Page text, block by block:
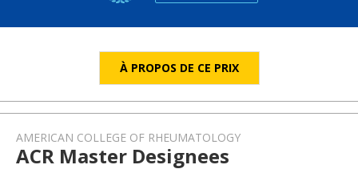
À PROPOS DE CE PRIX
AMERICAN COLLEGE OF RHEUMATOLOGY
ACR Master Designees